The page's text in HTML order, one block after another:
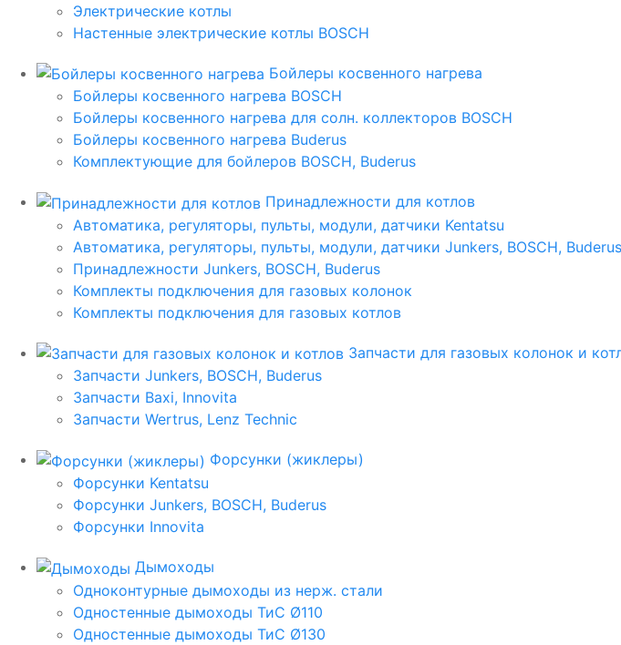
Электрические котлы
Настенные электрические котлы BOSCH
Бойлеры косвенного нагрева
Бойлеры косвенного нагрева BOSCH
Бойлеры косвенного нагрева для солн. коллекторов BOSCH
Бойлеры косвенного нагрева Buderus
Комплектующие для бойлеров BOSCH, Buderus
Принадлежности для котлов
Автоматика, регуляторы, пульты, модули, датчики Kentatsu
Автоматика, регуляторы, пульты, модули, датчики Junkers, BOSCH, Buderus
Принадлежности Junkers, BOSCH, Buderus
Комплекты подключения для газовых колонок
Комплекты подключения для газовых котлов
Запчасти для газовых колонок и
Запчасти Junkers, BOSCH, Buderus
Запчасти Baxi, Innovita
Запчасти Wertrus, Lenz Technic
Форсунки (жиклеры)
Форсунки Kentatsu
Форсунки Junkers, BOSCH, Buderus
Форсунки Innovita
Дымоходы
Одноконтурные дымоходы из нерж. стали
Одностенные дымоходы ТиС Ø110
Одностенные дымоходы ТиС Ø130